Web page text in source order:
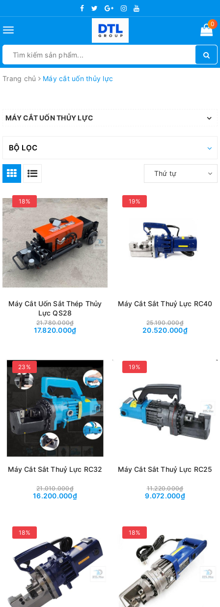
Toggle
0
Trang chủ Máy cắt uốn thủy lực
MÁY CẮT UỐN THỦY LỰC
BỘ LỌC
Thứ tự
18%
Máy Cắt Uốn Sắt Thép Thủy
Lực QS28
21.780.000₫
17.820.000₫
19%
Máy Cắt Sắt Thuỷ Lực RC40
25.190.000₫
20.520.000₫
23%
Máy Cắt Sắt Thuỷ Lực RC32
21.010.000₫
16.200.000₫
19%
Máy Cắt Sắt Thuỷ Lực RC25
11.220.000₫
9.072.000₫
18% 18%